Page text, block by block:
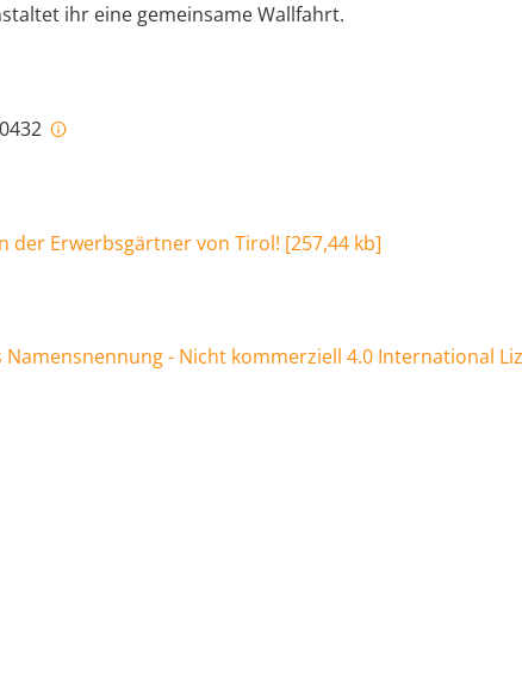
ihr eine gemeinsame Wallfahrt.
der Erwerbsgärtner von Tirol! [257,44 kb]
Namensnennung - Nicht kommerziell 4.0 International